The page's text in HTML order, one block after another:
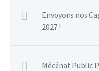
Envoyons nos
2027 !
Mécénat Public